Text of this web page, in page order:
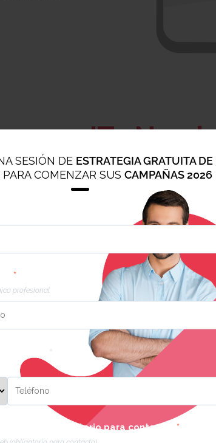
SESIÓN DE ESTRATEGIA GRATUITA DE
PARA COMENZAR SUS CAMPAÑAS 2026
*
profesional
sitio web (obligatorio para contacto) *
¡Tu
Tu presencia en línea
clientes. Es la primera
mantiene el cliente frente a
optimizando tu éxito y
centrarte tanto en mejorar
sacar el mayor provecho
experiencia lo que nos
fortalecer la relación entre
experiencia de usuario sin
No más situaciones
Ofrecemos mucho más que
línea.
Nuestro equipo trabaja de
estrategia integral que
de revisión, redes sociales,